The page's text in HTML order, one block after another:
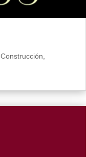
,Construcción